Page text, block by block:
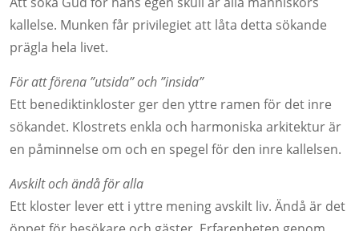
kallelse. Munken får privilegiet att låta detta sökande
prägla hela livet.
För att förena ”utsida” och ”insida”
Ett benediktinkloster ger den yttre ramen för det inre
sökandet. Klostrets enkla och harmoniska arkitektur är
en påminnelse om och en spegel för den inre kallelsen.
Avskilt och ändå för alla
Ett kloster lever ett i yttre mening avskilt liv. Ändå är det